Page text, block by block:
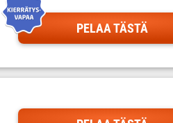
PELAA TÄSTÄ